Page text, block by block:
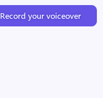
Record your voiceover